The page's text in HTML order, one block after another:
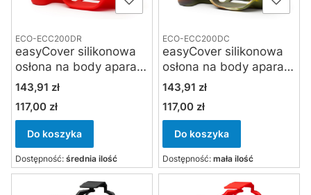
ECO-ECC200DR
easyCover silikonowa
osłona na body aparatu
Canon EOS 200D /
250D / SL2 / SL3
czerwona
Cena
143,91 zł
Cena
117,00 zł
Do koszyka
Dostępność: średnia ilość
ECO-ECC200DC
easyCover silikonowa
osłona na body aparatu
Canon EOS 200D /
250D / SL2 / SL3
kamuflaż
Cena
143,91 zł
Cena
117,00 zł
Do koszyka
Dostępność: mała ilość